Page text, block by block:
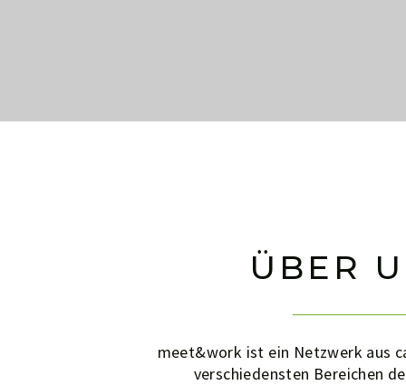
ÜBER
meet&work ist ein Netzwerk aus
verschiedensten Bereichen